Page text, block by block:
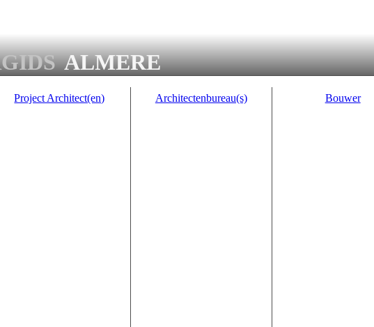
ALMERE
Project Architect(en) Architectenbureau(s) Bouwer